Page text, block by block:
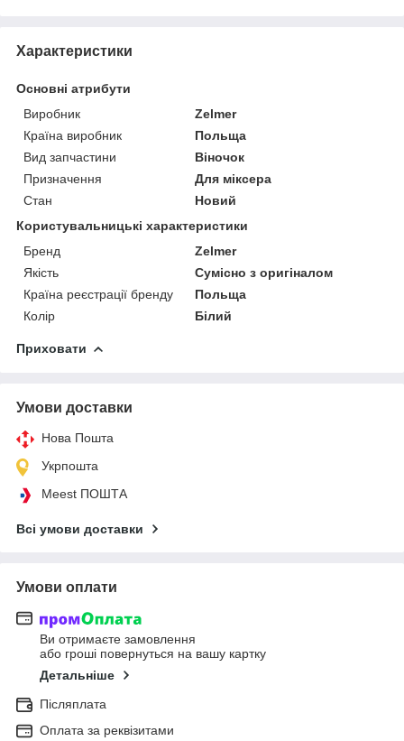
Характеристики
Основні атрибути
Виробник
Zelmer
Країна виробник
Польща
Вид запчастини
Віночок
Призначення
Для міксера
Стан
Новий
Користувальницькі характеристики
Бренд
Zelmer
Якість
Сумісно з оригіналом
Країна реєстрації бренду
Польща
Колір
Білий
Приховати
Умови доставки
Нова Пошта
Укрпошта
Meest ПОШТА
Всі умови доставки
Умови оплати
Ви отримаєте замовлення
або гроші повернуться на вашу картку
Детальніше
Післяплата
Оплата за реквізитами